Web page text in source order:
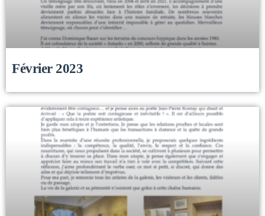
Février 2023